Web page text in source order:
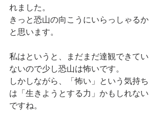
れました。
きっと恐山の向こうにいらっしゃるか
と思います。
私はというと、まだまだ達観できてい
ないので少し恐山は怖いです。
しかしながら、「怖い」という気持ち
は「生きようとする力」かもしれない
ですね。